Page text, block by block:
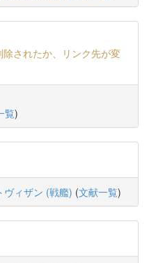
除されたか、リンク先が変
覧)
ヴィザン (戦艦) (文献一覧)